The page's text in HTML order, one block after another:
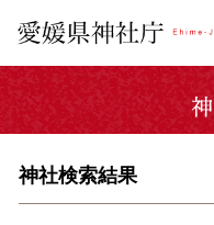
神社検索結果